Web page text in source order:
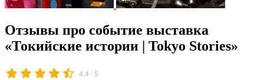
Отзывы про событие выставка
«Токийские истории | Tokyo Stories»
4.4 / 5